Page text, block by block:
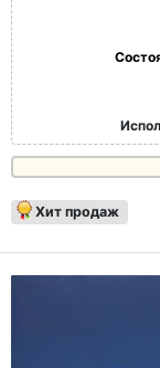
Хит продаж